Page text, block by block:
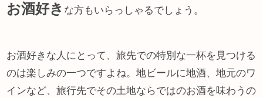
お酒好き な方もいらっしゃるでしょう。
お酒好きな人にとって、旅先での特別な一杯を見つける
のは楽しみの一つですよね。地ビールに地酒、地元のワ
インなど、旅行先でその土地ならではのお酒を味わうの